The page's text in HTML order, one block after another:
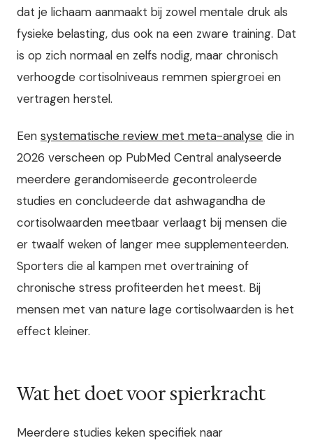
dat je lichaam aanmaakt bij zowel mentale druk als
fysieke belasting, dus ook na een zware training. Dat
is op zich normaal en zelfs nodig, maar chronisch
verhoogde cortisolniveaus remmen spiergroei en
vertragen herstel.
Een systematische review met meta-analyse die in
2026 verscheen op PubMed Central analyseerde
meerdere gerandomiseerde gecontroleerde
studies en concludeerde dat ashwagandha de
cortisolwaarden meetbaar verlaagt bij mensen die
er twaalf weken of langer mee supplementeerden.
Sporters die al kampen met overtraining of
chronische stress profiteerden het meest. Bij
mensen met van nature lage cortisolwaarden is het
effect kleiner.
Wat het doet voor spierkracht
Meerdere studies keken specifiek naar